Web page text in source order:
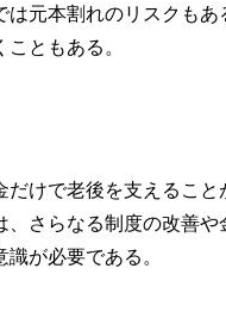
元本割れのリスクも
ともある。
けで老後を支えるこ
さらなる制度の改善
が必要である。